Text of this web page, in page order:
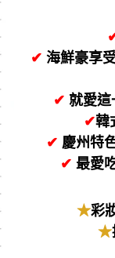
✔ 海鮮豪享
✔ 就愛這
✔韓
✔ 慶州特
✔ 最愛
★彩
★